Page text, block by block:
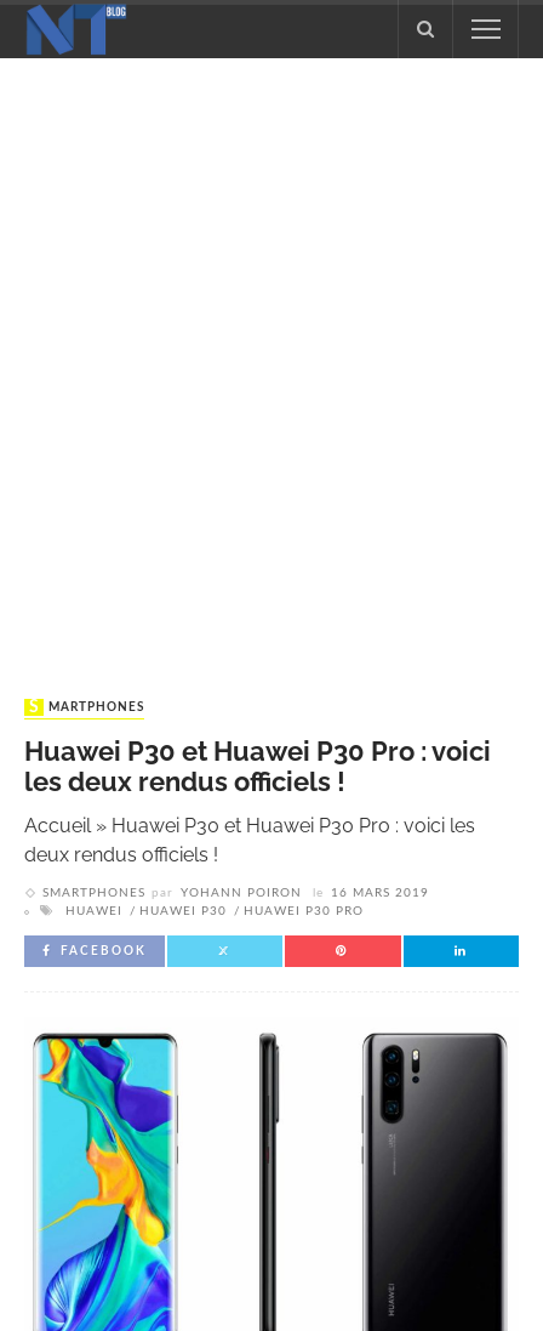
SMARTPHONES
Huawei P30 et Huawei P30 Pro : voici
les deux rendus officiels !
Accueil» Huawei P30 et Huawei P30 Pro : voici les
deux rendus officiels !
SMARTPHONES par YOHANN POIRON le
16 MARS 2019
HUAWEI
HUAWEI P30 HUAWEI P30 PRO
FACEBOOK